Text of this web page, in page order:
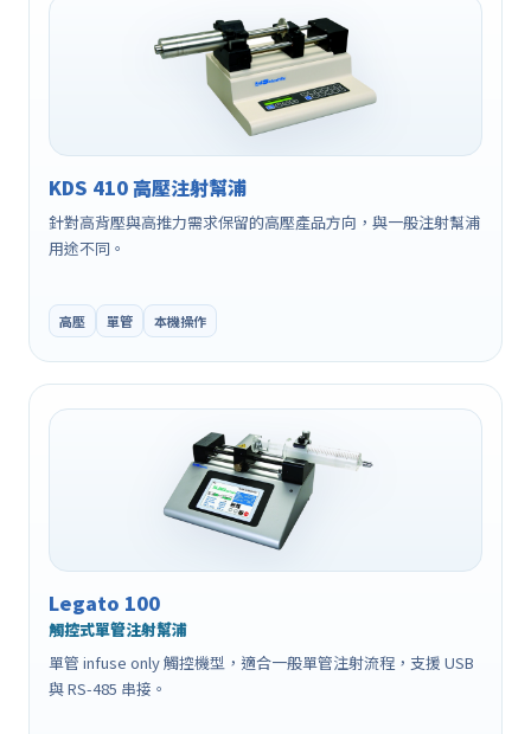
KDS 410 高壓注射幫浦
針對高背壓與高推力需求保留的高壓產品方向，與一般注射幫浦
用途不同。
高壓 單管 本機操作
Legato 100
觸控式單管注射幫浦
單管 infuse only 觸控機型，適合一般單管注射流程，支援 USB
與 RS-485 串接。